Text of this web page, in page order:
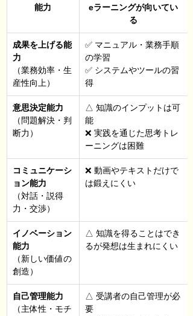
能力
eラーニングが向いてい
る
成果を上げる能
力
（業務効率・生
産性向上）
✅ マニュアル・業務手順
の学習
✅ システムやツールの習
得
意思決定能力
（問題解決・判
断力）
△ 知識のインプットは可
能
❌ 実践を通じた思考トレ
ーニングは困難
コミュニケーシ
ョン能力
（対話・説得
力・交渉）
❌ 動画やテキストだけで
は鍛えにくい
イノベーション
能力
（新しい価値の
創造）
△ 知識を得ることはでき
るが発想は生まれにくい
自己管理能力
（主体性・モチ
△ 受講者の自己管理が必
要